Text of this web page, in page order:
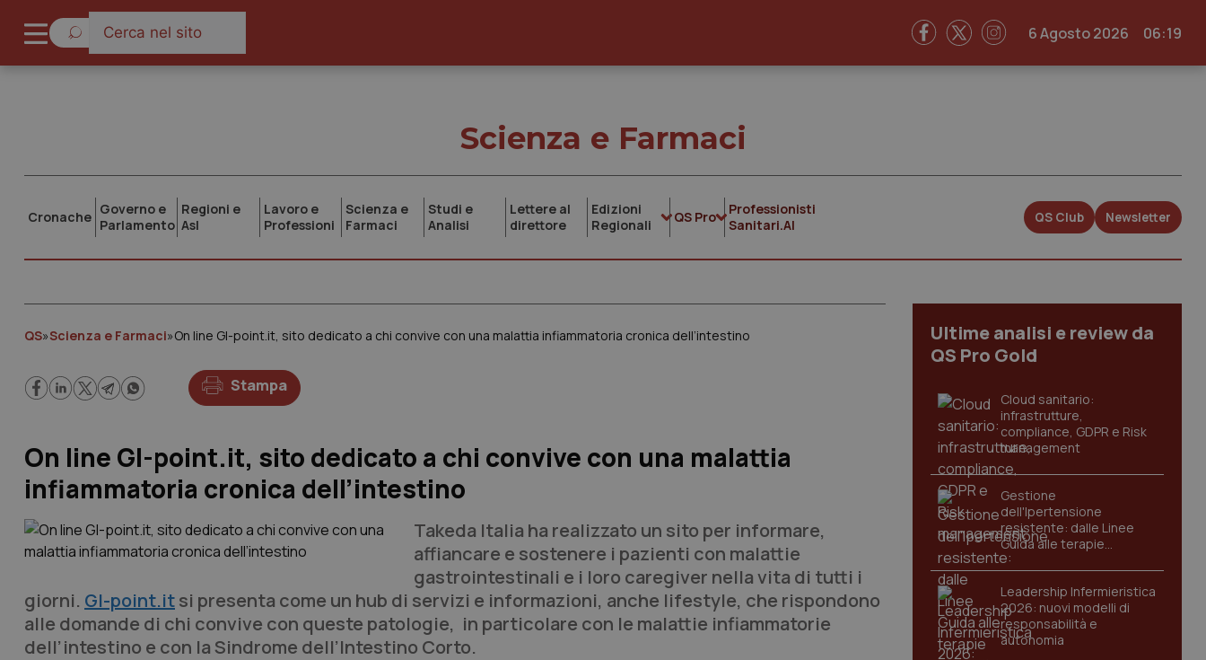
6 Agosto 2026 06:19
Scienza e Farmaci
Cronache Governo e
Parlamento
Regioni e
Asl
Lavoro e
Professioni
Scienza e
Farmaci
Studi e
Analisi
Lettere al
direttore
Edizioni
Regionali
QS Pro
Professionisti
Sanitari.AI
QS Club Newsletter
QS»Scienza e Farmaci»On line GI-point.it, sito dedicato a chi convive con una malattia infiammatoria cronica dell’intestino
Stampa
On line GI-point.it, sito dedicato a chi convive con una malattia
infiammatoria cronica dell’intestino
Takeda Italia ha realizzato un sito per informare,
affiancare e sostenere i pazienti con malattie
gastrointestinali e i loro caregiver nella vita di tutti i
giorni. GI-point.itsi presenta come un hub di servizi e informazioni, anche lifestyle, che rispondono
alle domande di chi convive con queste patologie, in particolare con le malattie infiammatorie
dell’intestino e con la Sindrome dell’Intestino Corto.
Ultime analisi e review da
QS Pro Gold
Cloud sanitario:
infrastrutture,
compliance, GDPR e Risk
management
Gestione
dell'Ipertensione
resistente: dalle Linee
Guida alle terapie
innovative
Leadership Infermieristica
2026: nuovi modelli di
responsabilità e
autonomia